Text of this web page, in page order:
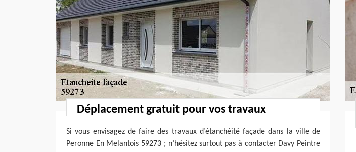
Déplacement gratuit pour vos travaux
Si vous envisagez de faire des travaux d’étanchéité façade dans la ville de
Peronne En Melantois 59273 ; n’hésitez surtout pas à contacter Davy Peintre